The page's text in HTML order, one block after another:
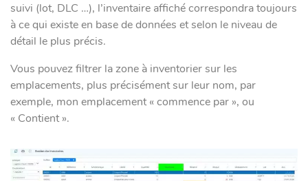
suivi (lot, DLC …), l’inventaire affiché correspondra toujours
à ce qui existe en base de données et selon le niveau de
détail le plus précis.
Vous pouvez filtrer la zone à inventorier sur les
emplacements, plus précisément sur leur nom, par
exemple, mon emplacement « commence par », ou
« Contient ».